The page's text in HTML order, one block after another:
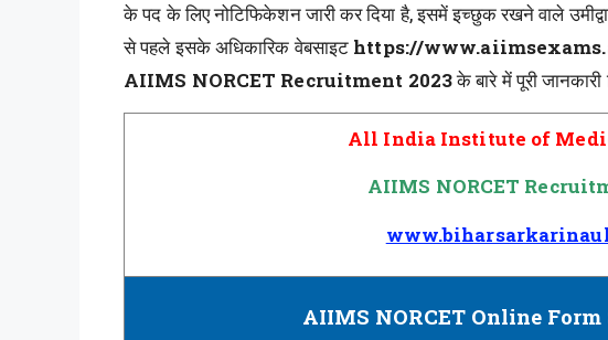
के पद के लिए नोटिफिकेशन जारी कर दिया है, इसमें इच्छुक रखने वाले
से पहले इसके अधिकारिक वेबसाइट https://
AIIMS NORCET Recruitment 2023के बारे में पूरी
All India Institute of
AIIMS NORCET
AIIMS NORCET Online